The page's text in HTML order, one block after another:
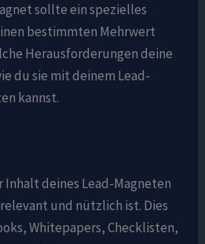
sollte ein spezielles
bestimmten Mehrwert
Herausforderungen deine
du sie mit deinem Lead-
kannst.
Inhalt deines Lead-Magneten
und nützlich ist. Dies
Whitepapers, Checklisten,